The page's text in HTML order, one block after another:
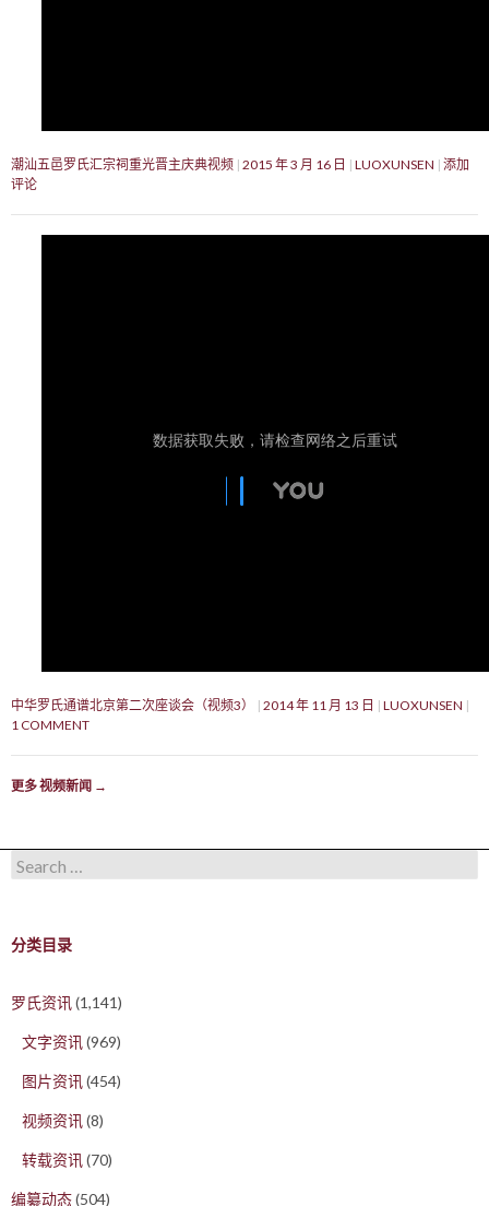
潮汕五邑罗氏汇宗祠重光晋主庆典视频 2015 年 3 月 16 日 LUOXUNSEN 添加
评论
中华罗氏通谱北京第二次座谈会（视频3） 2014 年 11 月 13 日
LUOXUNSEN
1 COMMENT
更多 视频新闻 →
Search for:
分类目录
罗氏资讯(1,141)
文字资讯(969)
图片资讯(454)
视频资讯(8)
转载资讯(70)
编纂动态(504)